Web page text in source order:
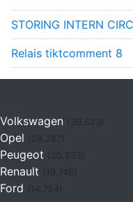
STORING INTERN
Relais tiktcomment 8
Volkswagen (30.623)
Opel
Peugeot
Renault (19.746)
Ford (14.754)